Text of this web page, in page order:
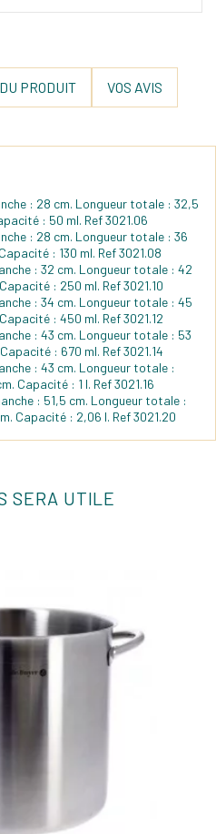
PRODUIT VOS AVIS
: 28 cm. Longueur totale : 32,5
: 50 ml. Ref 3021.06
: 28 cm. Longueur totale : 36
: 130 ml. Ref 3021.08
: 32 cm. Longueur totale : 42
: 250 ml. Ref 3021.10
: 34 cm. Longueur totale : 45
: 450 ml. Ref 3021.12
: 43 cm. Longueur totale : 53
: 670 ml. Ref 3021.14
: 43 cm. Longueur totale :
Capacité : 1 l. Ref 3021.16
: 51,5 cm. Longueur totale :
Capacité : 2,06 l. Ref 3021.20
SERA UTILE